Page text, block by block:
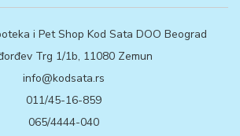
i Pet Shop Kod Sata DOO Beograd
Trg 1/1b, 11080 Zemun
info@kodsata.rs
011/45-16-859
065/4444-040